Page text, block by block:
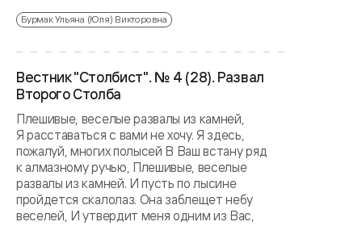
Бурмак Ульяна (Юля) Викторовна
Вестник "Столбист". № 4 (28). Развал
Второго Столба
Плешивые, веселые развалы из камней,
Я расставаться с вами не хочу. Я здесь,
пожалуй, многих полысей В Ваш встану ряд
к алмазному ручью, Плешивые, веселые
развалы из камней. И пусть по лысине
пройдется скалолаз. Она заблещет небу
веселей, И утвердит меня одним из Вас,